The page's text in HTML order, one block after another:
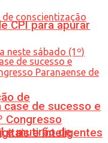
de
e mutirão de
CPI para apurar
case de sucesso e
Congresso
e Inteligentes